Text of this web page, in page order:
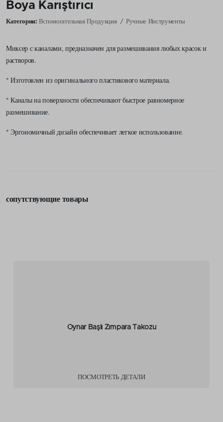
Boya Karıştırıcı
Категория: Вспомогательная Продукция Ручные Инструменты
Миксер с каналами, предназначен для размешивания любых красок и
растворов.
* Изготовлен из оригинального пластикового материала.
* Каналы на поверхности обеспечивают быстрое равномерное
размешивание.
* Эргономичный дизайн обеспечивает легкое использование.
сопутствующие товары
Oynar Başlı Zımpara Takozu
ПОСМОТРЕТЬ ДЕТАЛИ